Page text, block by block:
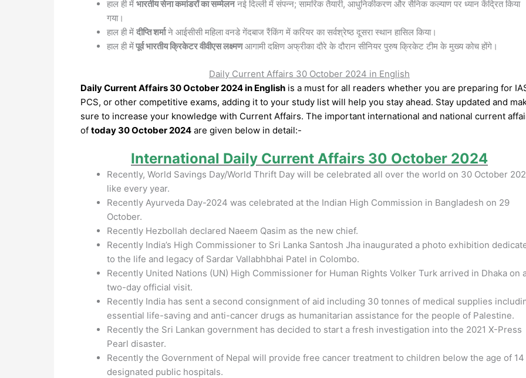
हाल ही में भारतीय सेना कमांडरों का सम्मेलननई दिल्ली में संपन्न; सामरिक तैयारी, आधुनिकीकरण और सैनिक कल्याण पर ध्यान केंद्रित किया
गया।
हाल ही में दीप्ति शर्माने आईसीसी महिला वनडे गेंदबाज रैंकिंग में करियर का सर्वश्रेष्ठ दूसरा स्थान हासिल किया।
हाल ही मेंपूर्व भारतीय क्रिकेटर वीवीएस लक्ष्मणआगामी दक्षिण अफ्रीका दौरे के दौरान सीनियर पुरुष क्रिकेट टीम के मुख्य कोच होंगे।
Daily Current Affairs 30 October 2024 in English
Daily Current Affairs 30 October 2024 in English is a must for all readers whether you are preparing for
PCS, or other competitive exams, adding it to your study list will help you stay ahead. Stay updated and
sure to increase your knowledge with Current Affairs. The important international and national current
of today 30 October 2024 are given below in detail:-
International Daily Current Affairs 30 October 2024
Recently, World Savings Day/World Thrift Day will be celebrated all over the world on 30 October
like every year.
Recently Ayurveda Day-2024 was celebrated at the Indian High Commission in Bangladesh on 29
October.
Recently Hezbollah declared Naeem Qasim as the new chief.
Recently India’s High Commissioner to Sri Lanka Santosh Jha inaugurated a photo exhibition
to the life and legacy of Sardar Vallabhbhai Patel in Colombo.
Recently United Nations (UN) High Commissioner for Human Rights Volker Turk arrived in Dhaka on
two-day official visit.
Recently India has sent a second consignment of aid including 30 tonnes of medical supplies
essential life-saving and anti-cancer drugs as humanitarian assistance for the people of Palestine.
Recently the Sri Lankan government has decided to start a fresh investigation into the 2021 X-Press
Pearl disaster.
Recently the Government of Nepal will provide free cancer treatment to children below the age of 14
designated public hospitals.